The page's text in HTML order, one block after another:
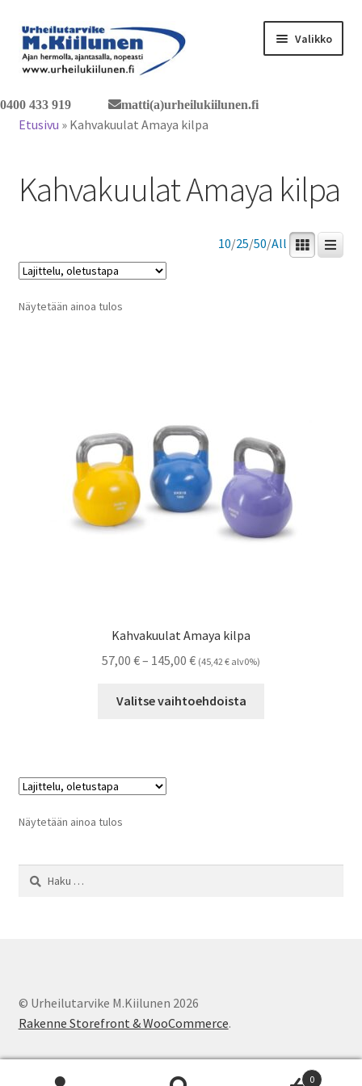
0400 433 919 matti(a)urheilukiilunen.fi
Siirry
navigointiin
Siirry
sisältöön
Valikko
Tervetuloa verkkokauppaan
tason
valikko
Yhteystiedot
Etusivu » Kahvakuulat Amaya kilpa
Kahvakuulat Amaya kilpa
10/25/50/All
Näytetään ainoa tulos
Kahvakuulat Amaya kilpa
57,00 €– 145,00 €Hintaluokka:
-
(45,42 € alv0%)
Valitse vaihtoehdoista
Näytetään ainoa tulos
Haku:
© Urheilutarvike M.Kiilunen 2026
Rakenne Storefront & WooCommerce.
0